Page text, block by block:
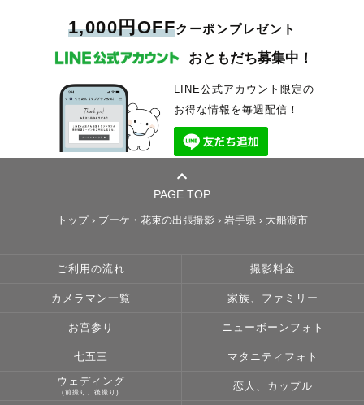
1,000円OFFクーポンプレゼント
おともだち募集中！
LINE公式アカウント限定の
お得な情報を毎週配信！
PAGE TOP
トップ› ブーケ・花束の出張撮影 › 岩手県› 大船渡市
ご利用の流れ 撮影料金
カメラマン一覧 家族、ファミリー
お宮参り ニューボーンフォト
七五三 マタニティフォト
ウェディング
(前撮り、後撮り)
恋人、カップル